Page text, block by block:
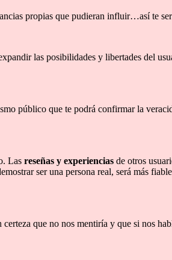
propias que pudieran influir…así te
las posibilidades y libertades del
público que te podrá confirmar la
Las reseñas y experiencias de otros
ser una persona real, será más
que no nos mentiría y que si nos